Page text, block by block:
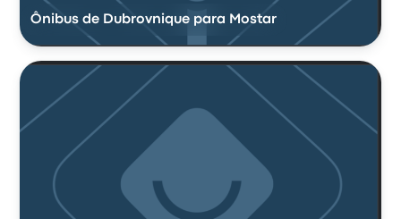
Ônibus de Dubrovnique para Mostar